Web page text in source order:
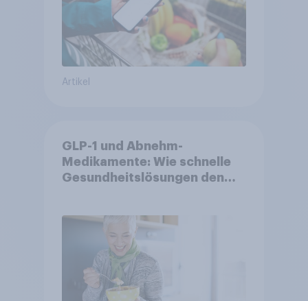
Artikel
GLP-1 und Abnehm-
Medikamente: Wie schnelle
Gesundheitslösungen den